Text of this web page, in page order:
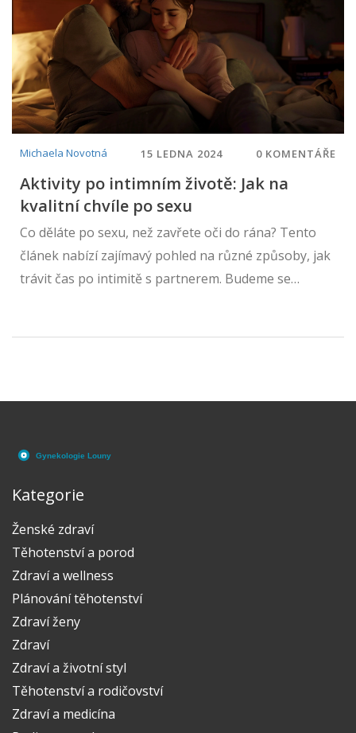
Michaela Novotná 15 LEDNA 2024 0 KOMENTÁŘE
Aktivity po intimním životě: Jak na
kvalitní chvíle po sexu
Co děláte po sexu, než zavřete oči do rána? Tento
článek nabízí zajímavý pohled na různé způsoby, jak
trávit čas po intimitě s partnerem. Budeme se
Kategorie
Ženské zdraví
Těhotenství a porod
Zdraví a wellness
Plánování těhotenství
Zdraví ženy
Zdraví
Zdraví a životní styl
Těhotenství a rodičovství
Zdraví a medicína